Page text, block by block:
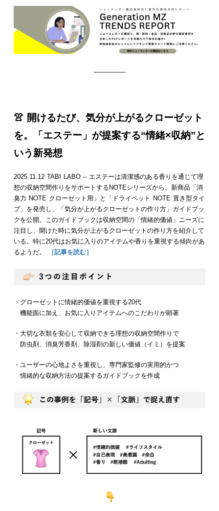
—————
👚 開けるたび、気分が上がるクローゼット
を。「エステー」が提案する“情緒×収納”と
いう新発想
2025.11.12 TABI LABO – エステーは清潔感のある香りを通じて理
想の収納空間作りをサポートするNOTEシリーズから、新商品「消
臭力 NOTE クローゼット用」と「ドライペット NOTE 置き型タイ
プ」を発売し、「気分が上がるクローゼットの作り方」ガイドブッ
クを公開。このガイドブックは収納空間の「情緒的価値」ニーズに
注目し、開けた時に気分が上がるクローゼットの作り方を紹介して
いる。特に20代はお気に入りのアイテムや香りを重視する傾向があ
るようだ。
［記事を読む］
・グローゼットに情緒的価値を重視する20代
機能面に加え、お気に入りアイテムへのこだわりが顕著
・大切な衣類を安心して収納できる理想の収納空間作りで
防虫剤、消臭芳香剤、除湿剤の新しい価値（イミ）を提案
・ユーザーの心地よさを重視し、専門家監修の実用的かつ
情緒的な収納方法の提案するガイドブックを作成